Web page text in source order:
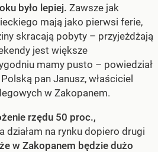
było lepiej. Zawsze jak
mają jako pierwsi ferie,
skracają pobyty – przyjeżdżają
jest większe
mamy pusto – powiedział
pan Janusz, właściciel
w Zakopanem.
rzędu 50 proc.,
działam na rynku dopiero drugi
w Zakopanem będzie dużo